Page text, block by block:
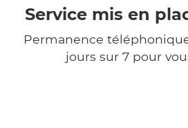
Service mis en
Permanence
jours sur 7 pour